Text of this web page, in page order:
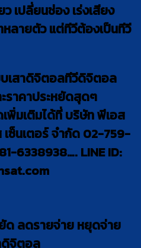
เปลี่ยนช่อง เร่งเสียง
ลายตัว แต่ทีวีต้องเป็นทีวี
เสาดิจิตอลทีวีดิจิตอล
ราคาประหยัดสุดๆ
พิ่มเติมได้ที่ บริษัท พีเอส
เซ็นเตอร์ จำกัด 02-759-
6338938…. LINE ID:
ด ลดรายจ่าย หยุดจ่าย
ดิจิตอล